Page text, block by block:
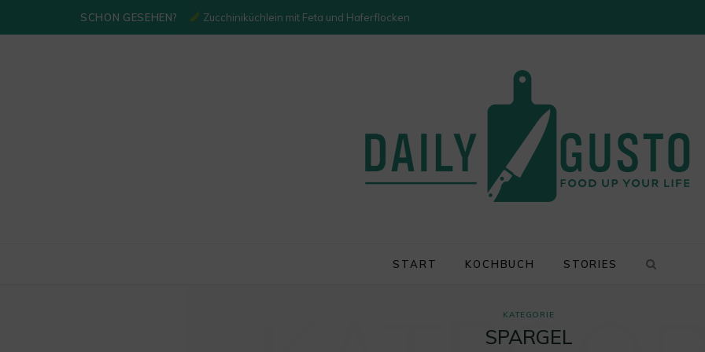
SCHON GESEHEN? Zucchiniküchlein mit Feta und Haferflocken
START KOCHBUCH STORIES
KATEGORIE
SPARGEL